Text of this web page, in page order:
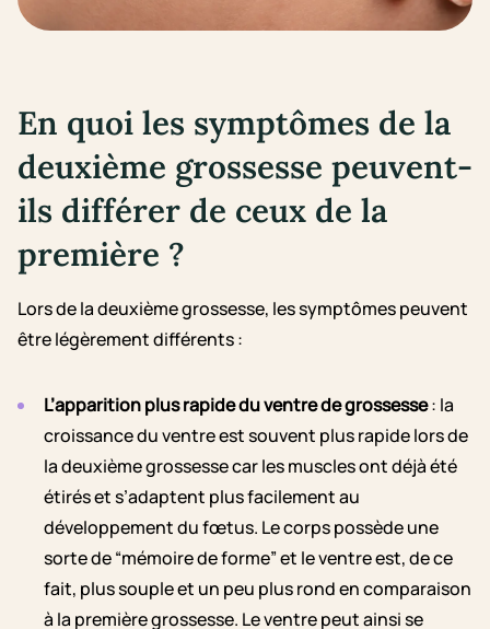
En quoi les symptômes de la
deuxième grossesse peuvent-
ils différer de ceux de la
première ?
Lors de la deuxième grossesse, les symptômes peuvent
être légèrement différents :
L’apparition plus rapide du ventre de grossesse: la
croissance du ventre est souvent plus rapide lors de
la deuxième grossesse car les muscles ont déjà été
étirés et s’adaptent plus facilement au
développement du fœtus. Le corps possède une
sorte de “mémoire de forme” et le ventre est, de ce
fait, plus souple et un peu plus rond en comparaison
à la première grossesse. Le ventre peut ainsi se